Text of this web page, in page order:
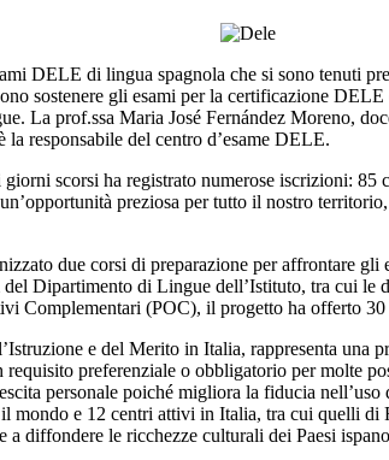
DELE di lingua spagnola che si sono tenuti
sostenere gli esami per la certificazione
La prof.ssa Maria José Fernández Moreno,
la responsabile del centro d’esame DELE.
scorsi ha registrato numerose iscrizioni:
preziosa per tutto il nostro
due corsi di preparazione per affrontare
Dipartimento di Lingue dell’Istituto, tra cui
Complementari (POC), il progetto ha offerto
e del Merito in Italia, rappresenta una
preferenziale o obbligatorio per molte
personale poiché migliora la fiducia
mondo e 12 centri attivi in Italia, tra cui quelli
a diffondere le ricchezze culturali dei Paesi